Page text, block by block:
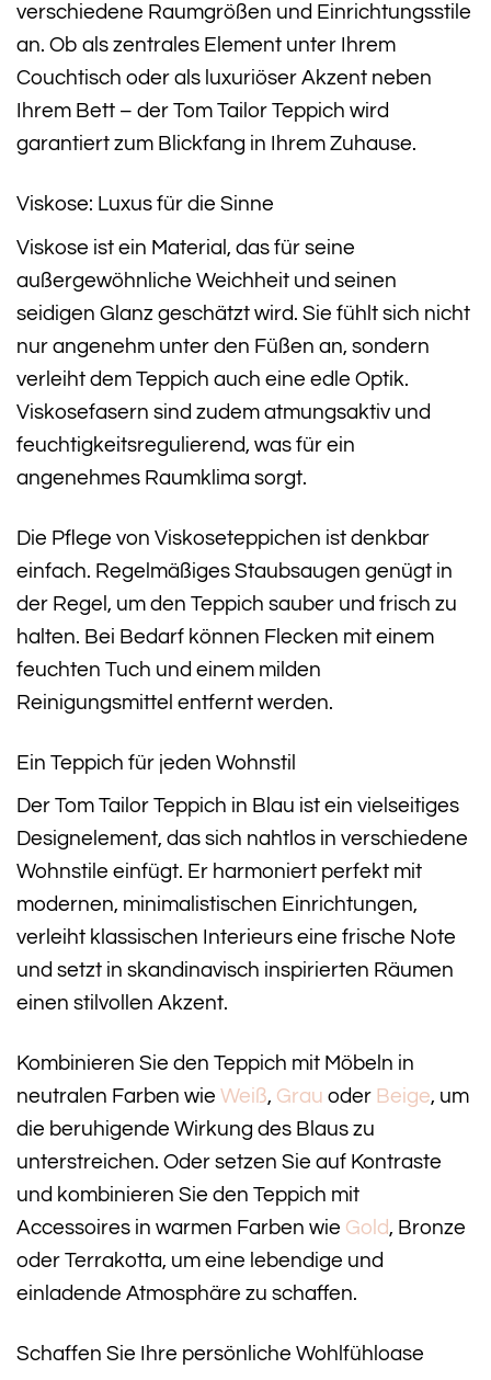
verschiedene Raumgrößen und Einrichtungsstile
an. Ob als zentrales Element unter Ihrem
Couchtisch oder als luxuriöser Akzent neben
Ihrem Bett – der Tom Tailor Teppich wird
garantiert zum Blickfang in Ihrem Zuhause.
Viskose: Luxus für die Sinne
Viskose ist ein Material, das für seine
außergewöhnliche Weichheit und seinen
seidigen Glanz geschätzt wird. Sie fühlt sich nicht
nur angenehm unter den Füßen an, sondern
verleiht dem Teppich auch eine edle Optik.
Viskosefasern sind zudem atmungsaktiv und
feuchtigkeitsregulierend, was für ein
angenehmes Raumklima sorgt.
Die Pflege von Viskoseteppichen ist denkbar
einfach. Regelmäßiges Staubsaugen genügt in
der Regel, um den Teppich sauber und frisch zu
halten. Bei Bedarf können Flecken mit einem
feuchten Tuch und einem milden
Reinigungsmittel entfernt werden.
Ein Teppich für jeden Wohnstil
Der Tom Tailor Teppich in Blau ist ein vielseitiges
Designelement, das sich nahtlos in verschiedene
Wohnstile einfügt. Er harmoniert perfekt mit
modernen, minimalistischen Einrichtungen,
verleiht klassischen Interieurs eine frische Note
und setzt in skandinavisch inspirierten Räumen
einen stilvollen Akzent.
Kombinieren Sie den Teppich mit Möbeln in
neutralen Farben wie Weiß, Grau oder Beige, um
die beruhigende Wirkung des Blaus zu
unterstreichen. Oder setzen Sie auf Kontraste
und kombinieren Sie den Teppich mit
Accessoires in warmen Farben wie Gold, Bronze
oder Terrakotta, um eine lebendige und
einladende Atmosphäre zu schaffen.
Schaffen Sie Ihre persönliche Wohlfühloase